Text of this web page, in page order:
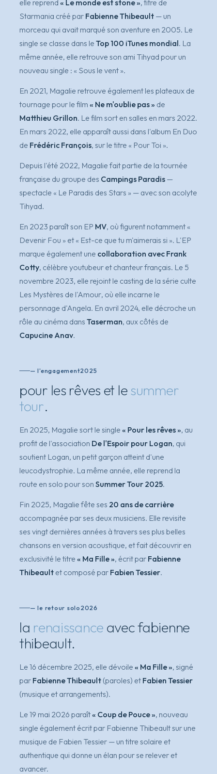
elle reprend « Le monde est stone », titre de
Starmania créé par Fabienne Thibeault — un
morceau qui avait marqué son aventure en 2005. Le
single se classe dans le Top 100 iTunes mondial. La
même année, elle retrouve son ami Tihyad pour un
nouveau single : « Sous le vent ».
En 2021, Magalie retrouve également les plateaux de
tournage pour le film « Ne m'oublie pas » de
Matthieu Grillon. Le film sort en salles en mars 2022.
En mars 2022, elle apparaît aussi dans l'album En Duo
de Frédéric François, sur le titre « Pour Toi ».
Depuis l'été 2022, Magalie fait partie de la tournée
française du groupe des Campings Paradis —
spectacle « Le Paradis des Stars » — avec son acolyte
Tihyad.
En 2023 paraît son EP MV, où figurent notamment «
Devenir Fou » et « Est-ce que tu m'aimerais si ». L'EP
marque également une collaboration avec Frank
Cotty, célèbre youtubeur et chanteur français. Le 5
novembre 2023, elle rejoint le casting de la série culte
Les Mystères de l'Amour, où elle incarne le
personnage d'Angela. En avril 2024, elle décroche un
rôle au cinéma dans Taserman, aux côtés de
Capucine Anav.
— l'engagement2025
pour les rêves et lesummer
tour.
En 2025, Magalie sort le single « Pour les rêves », au
profit de l'association De l'Espoir pour Logan, qui
soutient Logan, un petit garçon atteint d'une
leucodystrophie. La même année, elle reprend la
route en solo pour son Summer Tour 2025.
Fin 2025, Magalie fête ses 20 ans de carrière
accompagnée par ses deux musiciens. Elle revisite
ses vingt dernières années à travers ses plus belles
chansons en version acoustique, et fait découvrir en
exclusivité le titre « Ma Fille », écrit par Fabienne
Thibeault et composé par Fabien Tessier.
— le retour solo 2026
la renaissance avec fabienne
thibeault.
Le 16 décembre 2025, elle dévoile « Ma Fille », signé
par Fabienne Thibeault (paroles) et Fabien Tessier
(musique et arrangements).
Le 19 mai 2026 paraît« Coup de Pouce », nouveau
single également écrit par Fabienne Thibeault sur une
musique de Fabien Tessier — un titre solaire et
authentique qui donne un élan pour se relever et
avancer.